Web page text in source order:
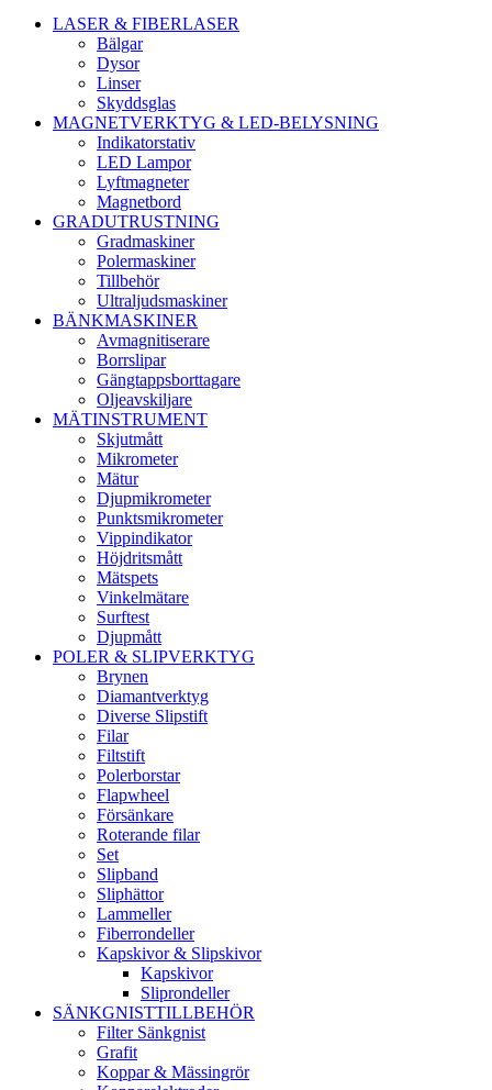
LASER & FIBERLASER
Bälgar
Dysor
Linser
Skyddsglas
MAGNETVERKTYG & LED-BELYSNING
Indikatorstativ
LED Lampor
Lyftmagneter
Magnetbord
GRADUTRUSTNING
Gradmaskiner
Polermaskiner
Tillbehör
Ultraljudsmaskiner
BÄNKMASKINER
Avmagnitiserare
Borrslipar
Gängtappsborttagare
Oljeavskiljare
MÄTINSTRUMENT
Skjutmått
Mikrometer
Mätur
Djupmikrometer
Punktsmikrometer
Vippindikator
Höjdritsmått
Mätspets
Vinkelmätare
Surftest
Djupmått
POLER & SLIPVERKTYG
Brynen
Diamantverktyg
Diverse Slipstift
Filar
Filtstift
Polerborstar
Flapwheel
Försänkare
Roterande filar
Set
Slipband
Sliphättor
Lammeller
Fiberrondeller
Kapskivor & Slipskivor
Kapskivor
Sliprondeller
SÄNKGNISTTILLBEHÖR
Filter Sänkgnist
Grafit
Koppar & Mässingrör